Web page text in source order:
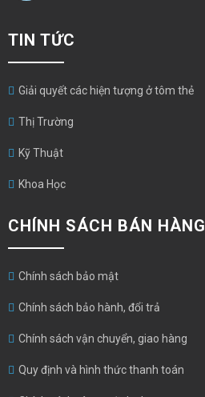
TIN TỨC
Giải quyết các hiện tượng ở tôm thẻ
Thị Trường
Kỹ Thuật
Khoa Học
CHÍNH SÁCH BÁN HÀNG
Chính sách bảo mật
Chính sách bảo hành, đổi trả
Chính sách vận chuyển, giao hàng
Quy định và hình thức thanh toán